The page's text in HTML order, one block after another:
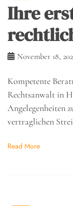
Ihre
November 18,
Kompetente
Rechtsanwalt in
Angelegenheiten
vertraglichen
Read More